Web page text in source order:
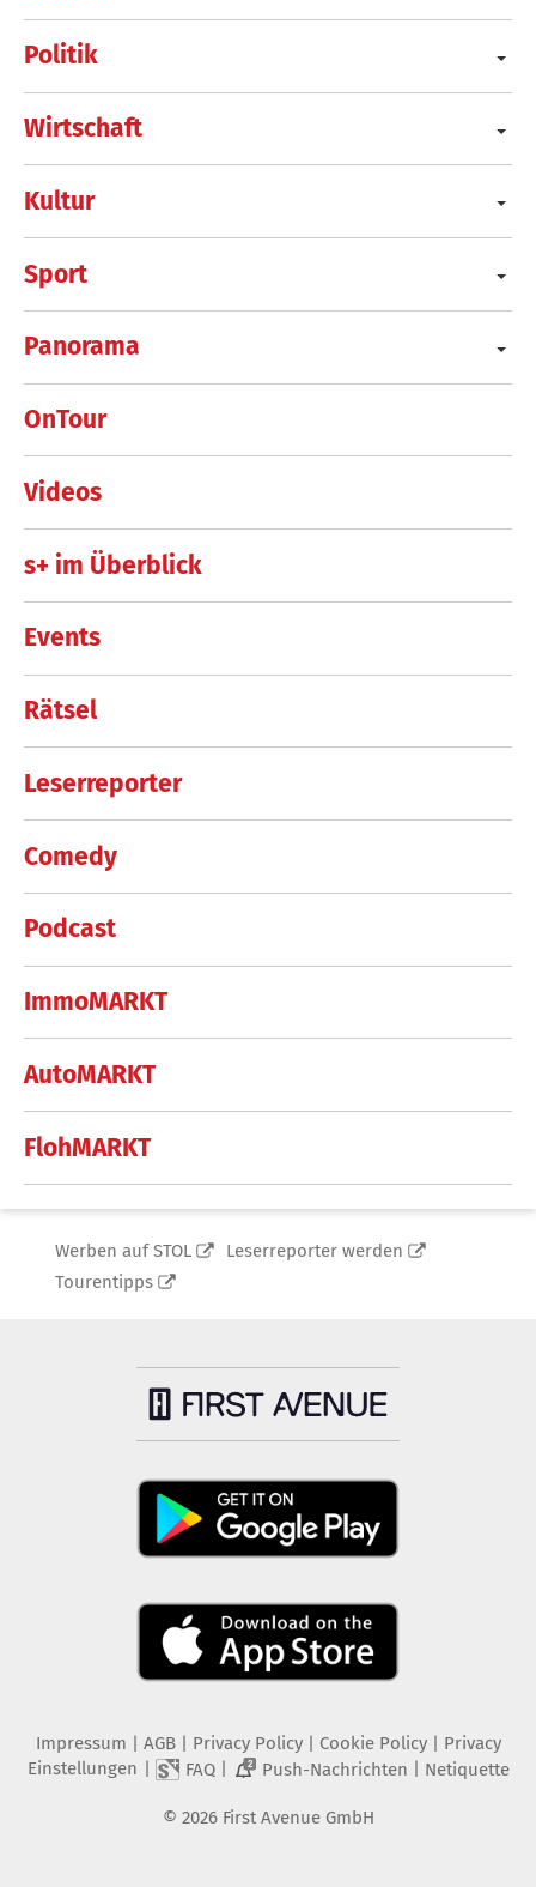
Politik
Wirtschaft
Kultur
Sport
Panorama
OnTour
Videos
s+ im Überblick
Events
Rätsel
Leserreporter
Comedy
Podcast
ImmoMARKT
AutoMARKT
FlohMARKT
Werben auf STOL
Leserreporter werden
Tourentipps
Impressum | AGB | Privacy Policy| Cookie Policy| Privacy
Einstellungen | FAQ| 2 Push-Nachrichten | Netiquette
© 2026 First Avenue GmbH